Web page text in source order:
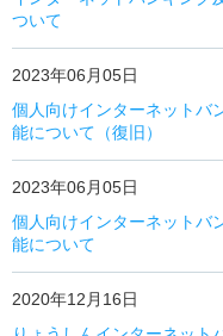
ついて
2023年06月05日
個人向けインターネットバ
能について（復旧）
2023年06月05日
個人向けインターネットバ
能について
2020年12月16日